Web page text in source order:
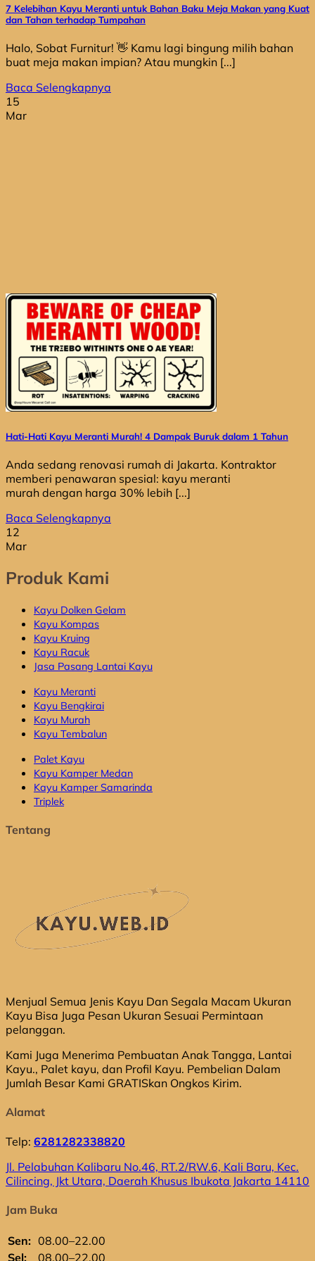
7 Kelebihan Kayu Meranti untuk Bahan Baku Meja Makan yang Kuat
dan Tahan terhadap Tumpahan
Halo, Sobat Furnitur! 👋 Kamu lagi bingung milih bahan
buat meja makan impian? Atau mungkin [...]
Baca Selengkapnya
15
Mar
Hati-Hati Kayu Meranti Murah! 4 Dampak Buruk dalam 1 Tahun
Anda sedang renovasi rumah di Jakarta. Kontraktor
memberi penawaran spesial: kayu meranti
murah dengan harga 30% lebih [...]
Baca Selengkapnya
12
Mar
Produk Kami
Kayu Dolken Gelam
Kayu Kompas
Kayu Kruing
Kayu Racuk
Jasa Pasang Lantai Kayu
Kayu Meranti
Kayu Bengkirai
Kayu Murah
Kayu Tembalun
Palet Kayu
Kayu Kamper Medan
Kayu Kamper Samarinda
Triplek
Tentang
Menjual Semua Jenis Kayu Dan Segala Macam Ukuran
Kayu Bisa Juga Pesan Ukuran Sesuai Permintaan
pelanggan.
Kami Juga Menerima Pembuatan Anak Tangga, Lantai
Kayu., Palet kayu, dan Profil Kayu. Pembelian Dalam
Jumlah Besar Kami GRATISkan Ongkos Kirim.
Alamat
Telp: 6281282338820
Jl. Pelabuhan Kalibaru No.46, RT.2/RW.6, Kali Baru, Kec.
Cilincing, Jkt Utara, Daerah Khusus Ibukota Jakarta 14110
Jam Buka
Sen: 08.00–22.00
Sel:
08.00–22.00